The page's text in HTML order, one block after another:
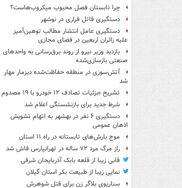
چرا تابستان فصل محبوب میکروب‌هاست؟
دستگیری قاتل فراری در نوشهر
دستگیری عامل انتشار مطالب توهین‌آمیز
علیه زائران اربعین در فضای مجازی
بازدید وزیر نیرو از روند برق‌رسانی به واحدهای
صنعتی بازسازی‌شده
آتش‌سوزی در منطقه حفاظت‌شده دیزمار مهار
شد
تشریح جزئیات تصادف ۱۲ خودرو با ۱۹ مصدوم
شرط جدید برای بازنشستگی اعلام شد
دستگیری ۶ نفر در بهشهر به اتهام تشویش
اذهان عمومی
موج بارش‌های تابستانه در راه ۱۱ استان
راز مرگ مرد ۷۲ ساله در تهرانپارس فاش شد
قابی زیبا از قلعه بابک آذربایجان شرقی
نمایی زیبا از طبیعت بکر استان گیلان
سناریوی بلاگر زن برای قتل شوهرش